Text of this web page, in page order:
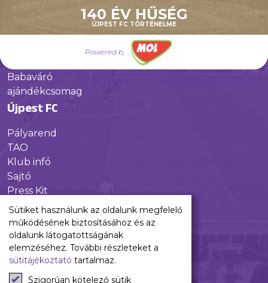
140 ÉV HŰSÉG
ÚJPEST FC TÖRTÉNELME
Powered by
Csapataink
Galéria
Jövőnk
Babaváró
ajándékcsomag
Újpest FC
Pályarend
TAO
Klub infó
Sajtó
Press Kit
Újpest FC Shop
Digitális felületeink
Facebook
Instagram
Tiktok
Sütiket használunk az oldalunk megfelelő
működésének biztosításához és az
oldalunk látogatottságának
elemzéséhez. További részleteket a
sütitájékoztató tartalmaz.
Szigorúan kötelező sütik